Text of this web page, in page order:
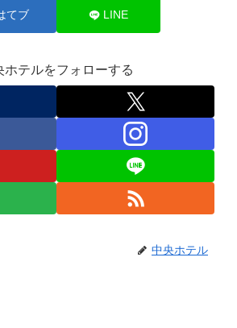
てブ LINE
ホテルをフォローする
中央ホテル